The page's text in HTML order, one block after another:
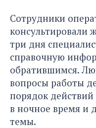
Сотрудники
консультировали
три дня
справочную
обратившимся.
вопросы работы
порядок
в ночное время и
темы.